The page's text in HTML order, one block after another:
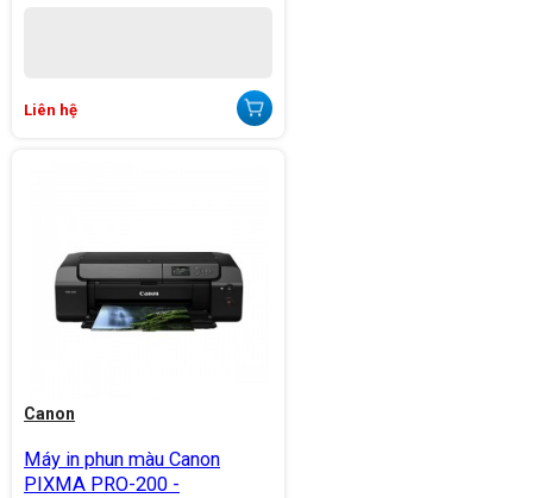
Liên hệ
Canon
Máy in phun màu Canon
PIXMA PRO-200 -